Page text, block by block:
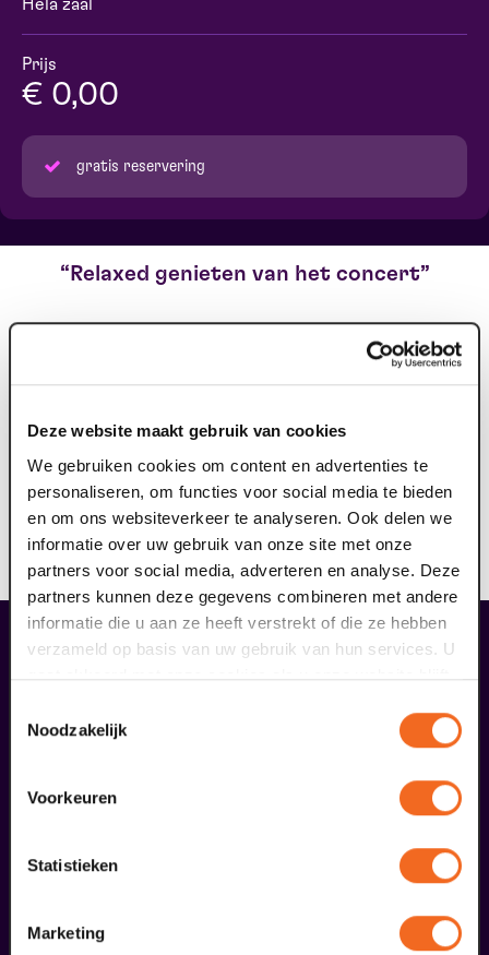
Deze website maakt gebruik van cookies
We gebruiken cookies om content en advertenties te
personaliseren, om functies voor social media te bieden
en om ons websiteverkeer te analyseren. Ook delen we
informatie over uw gebruik van onze site met onze
partners voor social media, adverteren en analyse. Deze
partners kunnen deze gegevens combineren met andere
informatie die u aan ze heeft verstrekt of die ze hebben
verzameld op basis van uw gebruik van hun services. U
gaat akkoord met onze cookies als u onze website blijft
Noodzakelijk
Voorkeuren
Statistieken
Marketing
Hela zaal
Prijs
€ 0,00
gratis reservering
Relaxed genieten van het concert
Ben je slecht ter been maar wil je toch een staconcert
bezoeken? Dan kan een kruk heel fijn zijn. We kunnen
de veiligheid. Daarom is het noodzakelijk deze vooraf te
reserveren. Op = op. Reserveer jouw gratis kruk hier, je
ontvangt hiervan een e-ticket. Op vertoon van dit
ticket én je reguliere ticket voor de voorstelling
ontvang je een kruk. Let op, de kruk wordt geplaatst in
een speciaal gebied voor minder valide gasten.
overige arrangementen